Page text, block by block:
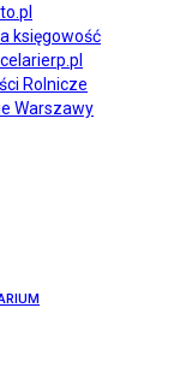
księgowość
Rolnicze
Warszawy